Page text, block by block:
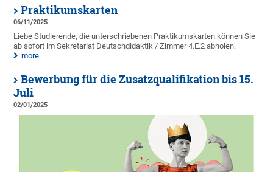
Praktikumskarten
06/11/2025
Liebe Studierende, die unterschriebenen Praktikumskarten können Sie
ab sofort im Sekretariat Deutschdidaktik / Zimmer 4.E.2 abholen.
more
Bewerbung für die Zusatzqualifikation bis 15.
Juli
02/01/2025